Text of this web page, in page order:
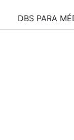
DBS PARA